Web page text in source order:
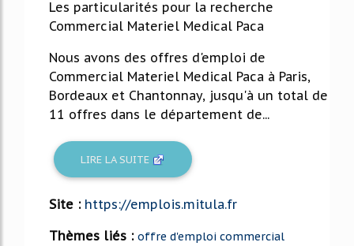
Les particularités pour la recherche
Commercial Materiel Medical Paca
Nous avons des offres d'emploi de
Commercial Materiel Medical Paca à Paris,
Bordeaux et Chantonnay, jusqu'à un total de
11 offres dans le département de...
LIRE LA SUITE
Site : https://emplois.mitula.fr
Thèmes liés : offre d'emploi commercial